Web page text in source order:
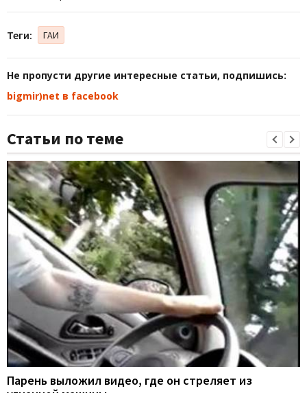
Теги: ГАИ
Не пропусти другие интересные статьи, подпишись:
bigmir)net в facebook
Статьи по теме
Парень выложил видео, где он стреляет из